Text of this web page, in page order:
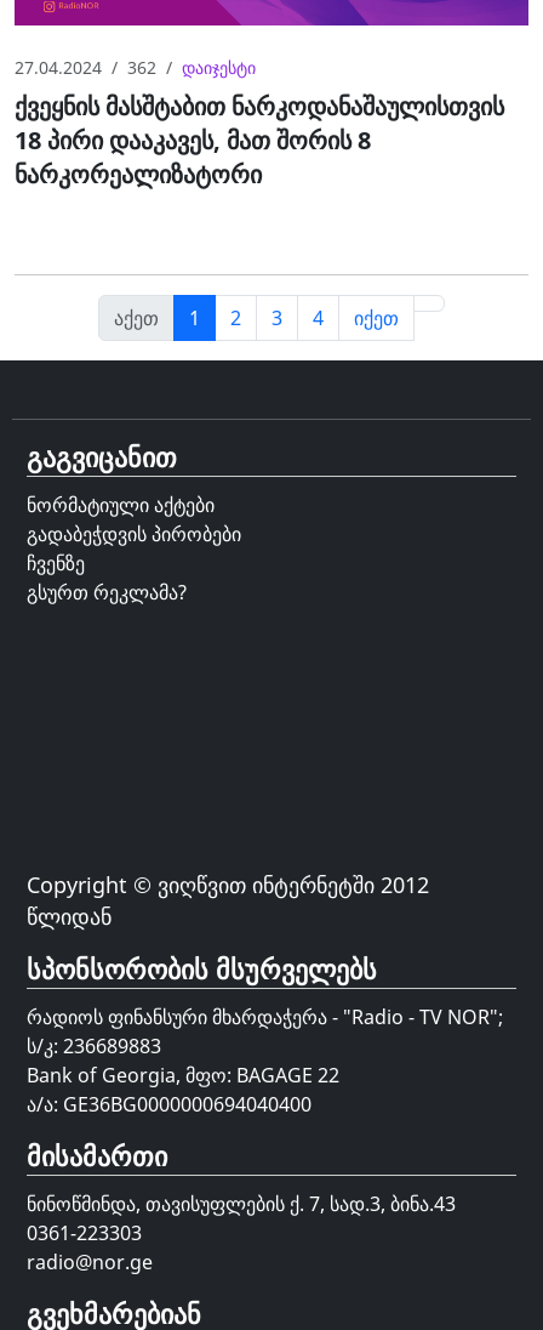
27.04.2024 362 დაიჯესტი
ქვეყნის მასშტაბით ნარკოდანაშაულისთვის
18 პირი დააკავეს, მათ შორის 8
ნარკორეალიზატორი
აქეთ 1 2 3 4 იქეთ
გაგვიცანით
ნორმატიული აქტები
გადაბეჭდვის პირობები
ჩვენზე
გსურთ რეკლამა?
Copyright © ვიღწვით ინტერნეტში 2012
წლიდან
სპონსორობის მსურველებს
რადიოს ფინანსური მხარდაჭერა - "Radio - TV NOR";
ს/კ: 236689883
Bank of Georgia, მფო: BAGAGE 22
ა/ა: GE36BG0000000694040400
მისამართი
ნინოწმინდა, თავისუფლების ქ. 7, სად.3, ბინა.43
0361-223303
radio@nor.ge
გვეხმარებიან